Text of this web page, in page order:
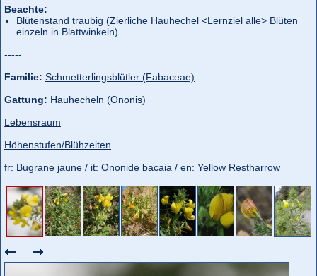
Beachte:
Blütenstand traubig (Zierliche Hauhechel<Lernziel alle> Blüten
einzeln in Blattwinkeln)
-----
Familie: Schmetterlingsblütler (Fabaceae)
Gattung: Hauhecheln (Ononis)
Lebensraum
Höhenstufen/Blühzeiten
fr: Bugrane jaune / it: Ononide bacaia / en: Yellow Restharrow